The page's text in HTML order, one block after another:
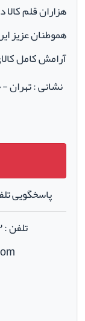
هزاران قلم
هموطنان عزیز
آرامش کامل
نشانی : تهران
پاسخگویی تلفنی
تلفن : ۰۲۱۳۳۹۱۷۵۸۳ - ۰۲۱۳۳۹۱۴۴۳۴